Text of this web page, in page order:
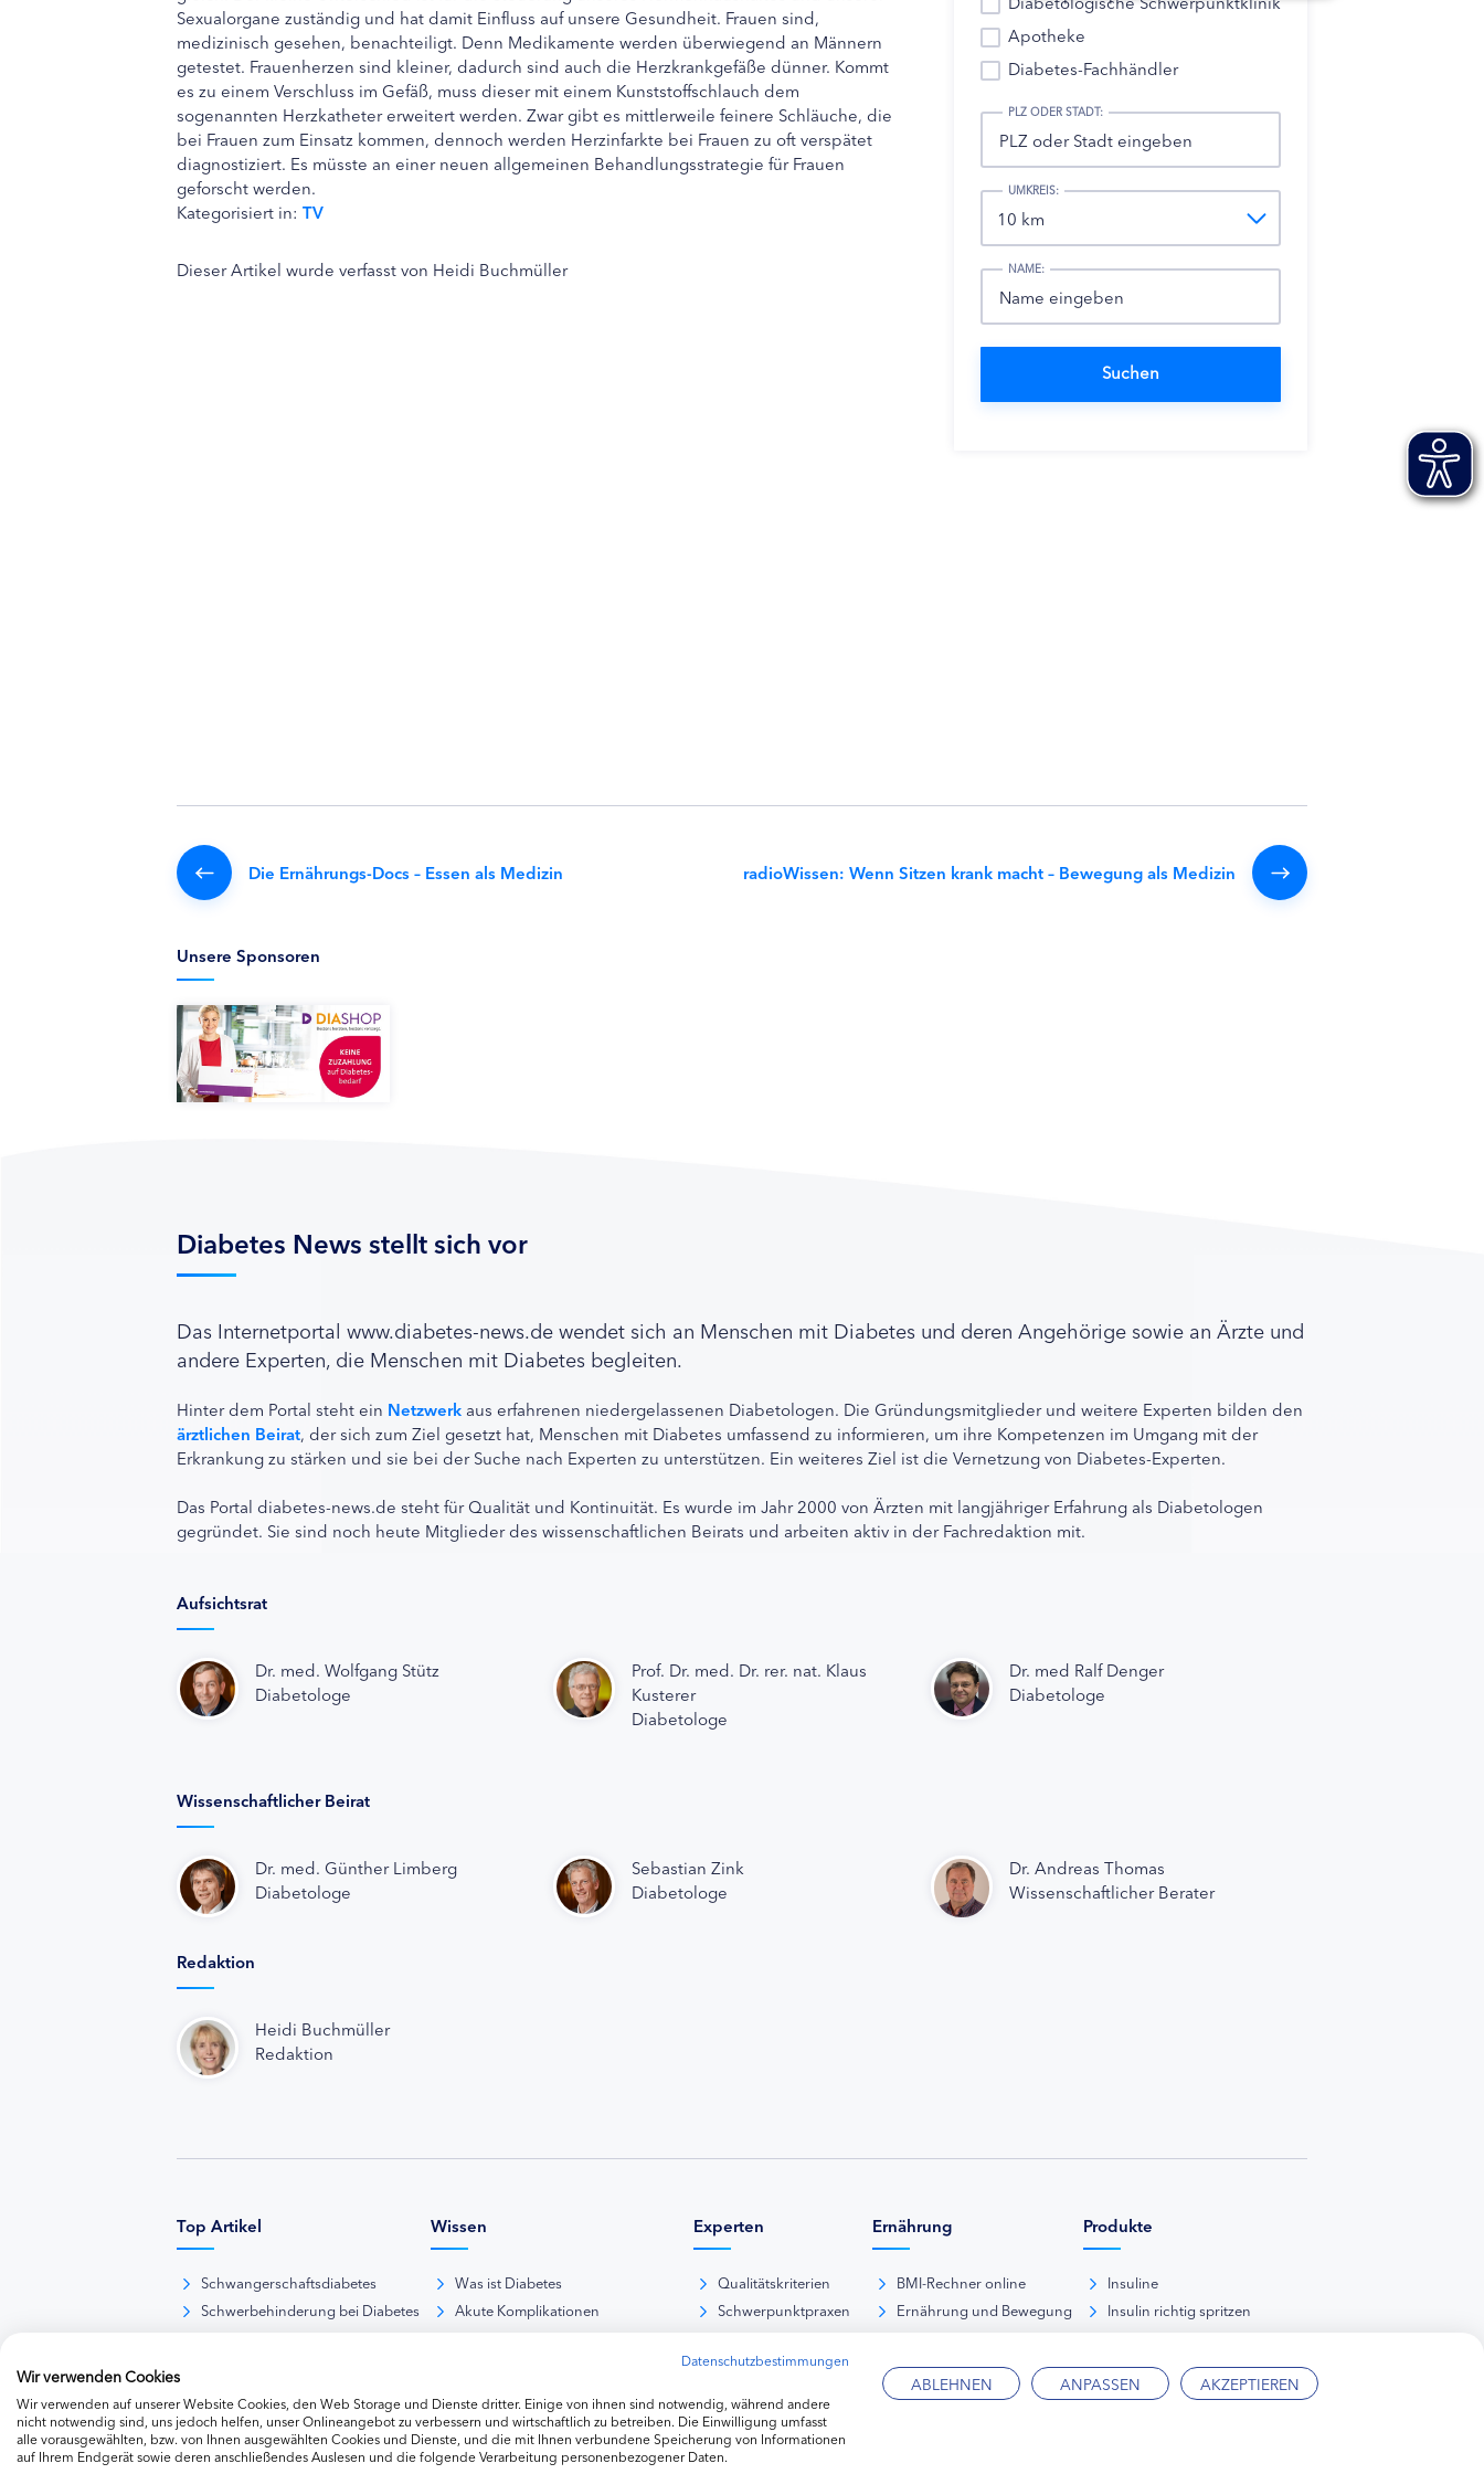
Sexualorgane zuständig und hat damit Einfluss auf unsere Gesundheit. Frauen sind,
medizinisch gesehen, benachteiligt. Denn Medikamente werden überwiegend an Männern
getestet. Frauenherzen sind kleiner, dadurch sind auch die Herzkrankgefäße dünner. Kommt
es zu einem Verschluss im Gefäß, muss dieser mit einem Kunststoffschlauch dem
sogenannten Herzkatheter erweitert werden. Zwar gibt es mittlerweile feinere Schläuche, die
bei Frauen zum Einsatz kommen, dennoch werden Herzinfarkte bei Frauen zu oft verspätet
diagnostiziert. Es müsste an einer neuen allgemeinen Behandlungsstrategie für Frauen
geforscht werden.
Kategorisiert in: TV
Dieser Artikel wurde verfasst von Heidi Buchmüller
Die Ernährungs-Docs – Essen als Medizin radioWissen: Wenn Sitzen krank macht – Bewegung als Medizin
Apotheke
Diabetes-Fachhändler
PLZ ODER STADT:
UMKREIS:
NAME:
Unsere Sponsoren
Diabetes News stellt sich vor
Das Internetportal www.diabetes-news.de wendet sich an Menschen mit Diabetes und deren Angehörige sowie an Ärzte und
andere Experten, die Menschen mit Diabetes begleiten.
Hinter dem Portal steht ein Netzwerk aus erfahrenen niedergelassenen Diabetologen. Die Gründungsmitglieder und weitere Experten bilden den
ärztlichen Beirat, der sich zum Ziel gesetzt hat, Menschen mit Diabetes umfassend zu informieren, um ihre Kompetenzen im Umgang mit der
Erkrankung zu stärken und sie bei der Suche nach Experten zu unterstützen. Ein weiteres Ziel ist die Vernetzung von Diabetes-Experten.
Das Portal diabetes-news.de steht für Qualität und Kontinuität. Es wurde im Jahr 2000 von Ärzten mit langjähriger Erfahrung als Diabetologen
gegründet. Sie sind noch heute Mitglieder des wissenschaftlichen Beirats und arbeiten aktiv in der Fachredaktion mit.
Aufsichtsrat
Dr. med. Wolfgang Stütz
Diabetologe
Prof. Dr. med. Dr. rer. nat. Klaus
Kusterer
Diabetologe
Dr. med Ralf Denger
Diabetologe
Wissenschaftlicher Beirat
Dr. med. Günther Limberg
Diabetologe
Sebastian Zink
Diabetologe
Dr. Andreas Thomas
Wissenschaftlicher Berater
Redaktion
Heidi Buchmüller
Redaktion
Top Artikel
Schwangerschaftsdiabetes
Schwerbehinderung bei Diabetes
Wissen
Was ist Diabetes
Akute Komplikationen
Therapie Typ-2-Diabetes
Weitere hormonelle Erkrankungen
Experten
Qualitätskriterien
Schwerpunktpraxen
Kliniken
Diabetes-Fachhändler
Ernährung
BMI-Rechner online
Ernährung und Bewegung
Lebensmittelkunde
Produkte
Insuline
Insulin richtig spritzen
Datenschutzbestimmungen
Wir verwenden Cookies
Wir verwenden auf unserer Website Cookies, den Web Storage und Dienste dritter. Einige von ihnen sind notwendig, während andere
nicht notwendig sind, uns jedoch helfen, unser Onlineangebot zu verbessern und wirtschaftlich zu betreiben. Die Einwilligung umfasst
alle vorausgewählten, bzw. von Ihnen ausgewählten Cookies und Dienste, und die mit Ihnen verbundene Speicherung von Informationen
auf Ihrem Endgerät sowie deren anschließendes Auslesen und die folgende Verarbeitung personenbezogener Daten.
ABLEHNEN ANPASSEN AKZEPTIEREN